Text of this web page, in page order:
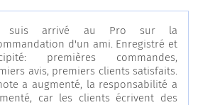
suis arrivé au Pro sur la
d'un ami. Enregistré et
premières commandes,
avis, premiers clients satisfaits.
a augmenté, la responsabilité a
car les clients écrivent des